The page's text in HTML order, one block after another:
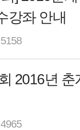
강좌 안내
2016년 춘